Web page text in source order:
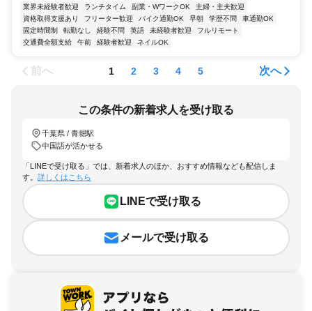
業界未経験者歓迎 ランチタイム 副業・WワークOK
主婦・主夫歓迎
資格取得支援あり
フリーター歓迎 バイク通勤OK 早朝 学歴不問
車通勤OK
固定時間制
転勤なし 経験不問 英語 未経験者歓迎
フルリモート
交通費全額支給
午前 経験者歓迎 ネイルOK
前へ 1 2 3 4 5 次へ
この条件の新着求人を受け取る
千葉県 / 青堀駅
中国語が活かせる
「LINEで受け取る」では、新着求人のほか、おすすめ情報なども配信しま
す。 詳しくはこちら
LINEで受け取る
メールで受け取る